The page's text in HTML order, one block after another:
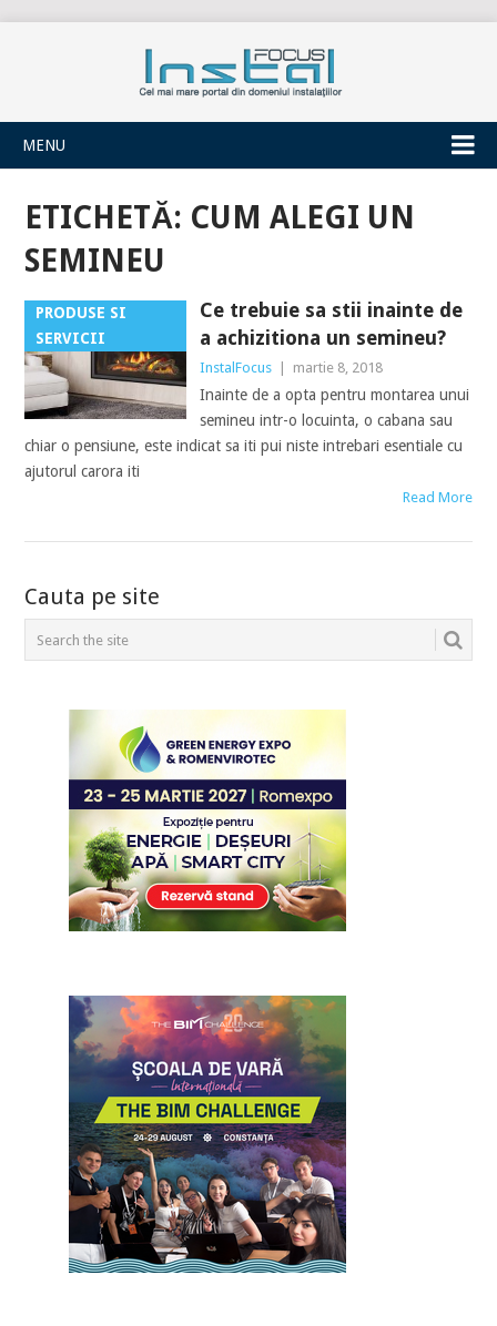
INSTALFOCUS
MENU
ETICHETĂ: CUM ALEGI UN
SEMINEU
PRODUSE SI
SERVICII
Ce trebuie sa stii inainte de
a achizitiona un semineu?
InstalFocus martie 8, 2018
Inainte de a opta pentru montarea unui
semineu intr-o locuinta, o cabana sau
chiar o pensiune, este indicat sa iti pui niste intrebari esentiale cu
ajutorul carora iti
Read More
POSTS
NAVIGATION
Cauta pe site